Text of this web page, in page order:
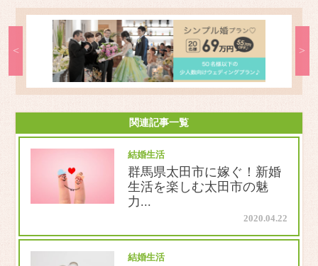
関連記事一覧
結婚生活
群馬県太田市に嫁ぐ！新婚
生活を楽しむ太田市の魅
力...
2020.04.22
結婚生活